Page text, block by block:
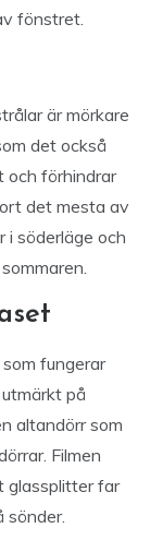
fönstret.
är mörkare
det också
och förhindrar
det mesta av
i söderläge och
fungerar
på
altandörr som
Filmen
glassplitter far
sönder.